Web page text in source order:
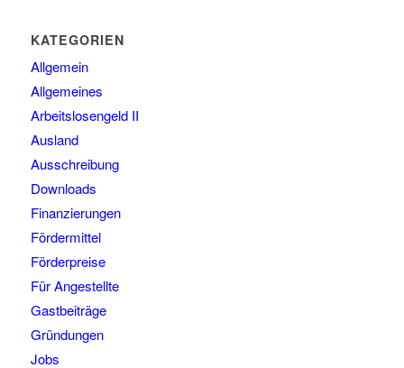
KATEGORIEN
Allgemein
Allgemeines
Arbeitslosengeld II
Ausland
Ausschreibung
Downloads
Finanzierungen
Fördermittel
Förderpreise
Für Angestellte
Gastbeiträge
Gründungen
Jobs